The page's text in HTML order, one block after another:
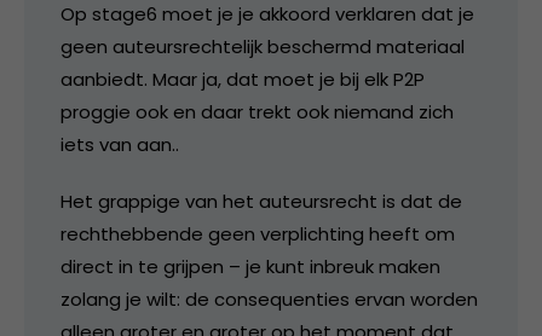
Op stage6 moet je je akkoord verklaren dat je
geen auteursrechtelijk beschermd materiaal
aanbiedt. Maar ja, dat moet je bij elk P2P
proggie ook en daar trekt ook niemand zich
iets van aan..
Het grappige van het auteursrecht is dat de
rechthebbende geen verplichting heeft om
direct in te grijpen – je kunt inbreuk maken
zolang je wilt: de consequenties ervan worden